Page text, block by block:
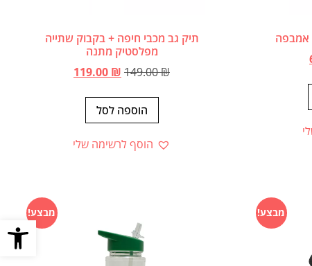
פתח
תיק גב מכבי חיפה + בקבוק שתייה
מפלסטיק מתנה
149.00₪
119.00 ₪
הוספה לסל
הוסף לרשימה שלי
מבצע! מבצע!